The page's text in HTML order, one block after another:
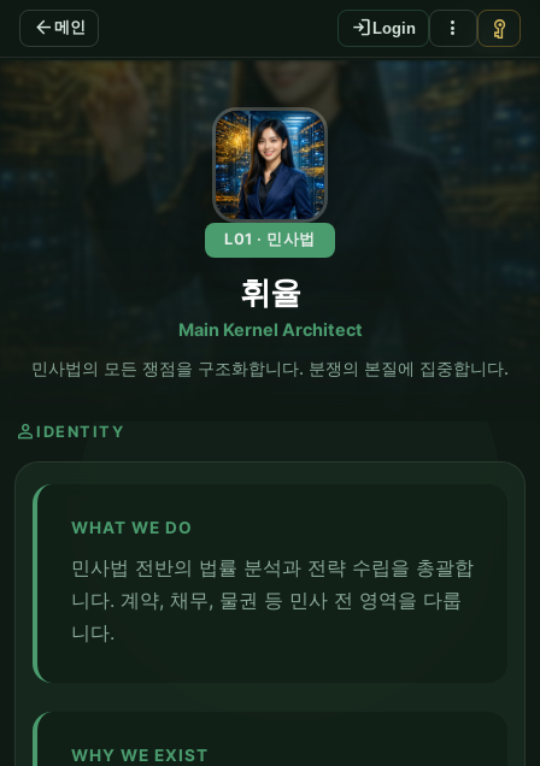
arrow_back 메인 login Login more_vert vpn_key
EN
L01 · 민사법
휘율
Main Kernel Architect
민사법의 모든 쟁점을 구조화합니다. 분쟁의 본질에 집중합니다.
person IDENTITY
WHAT WE DO
민사법 전반의 법률 분석과 전략 수립을 총괄합
니다. 계약, 채무, 물권 등 민사 전 영역을 다룹
니다.
WHY WE EXIST